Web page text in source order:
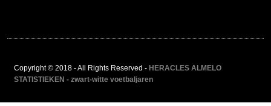
Copyright © 2018 - All Rights Reserved - HERACLES ALMELO
STATISTIEKEN - zwart-witte voetbaljaren